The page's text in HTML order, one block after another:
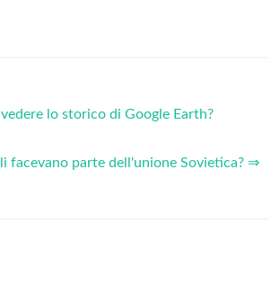
lo storico di Google Earth?
facevano parte dell'unione Sovietica? ⇒